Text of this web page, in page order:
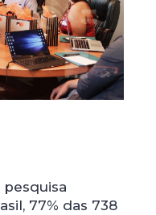
pesquisa
77% das 738